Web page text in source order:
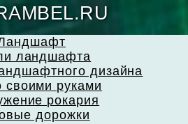
ландшафта
дизайна
своими руками
рокария
дорожки